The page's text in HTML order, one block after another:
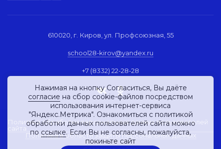
610020, г. Киров, ул. Профсоюзная, 55
school28-kirov@yandex.ru
+7 (8332) 22-28-28
Политика обработки персональных данных пользователей
сайта
Политика в области защиты персональных данных
Нажимая на кнопку Согласиться, Вы даёте
согласие на сбор cookie-файлов посредством
использования интернет-сервиса
"Яндекс.Метрика". Ознакомиться с политикой
обработки данных пользователей сайта можно
поссылке. Если Вы не согласны, пожалуйста,
покиньте сайт